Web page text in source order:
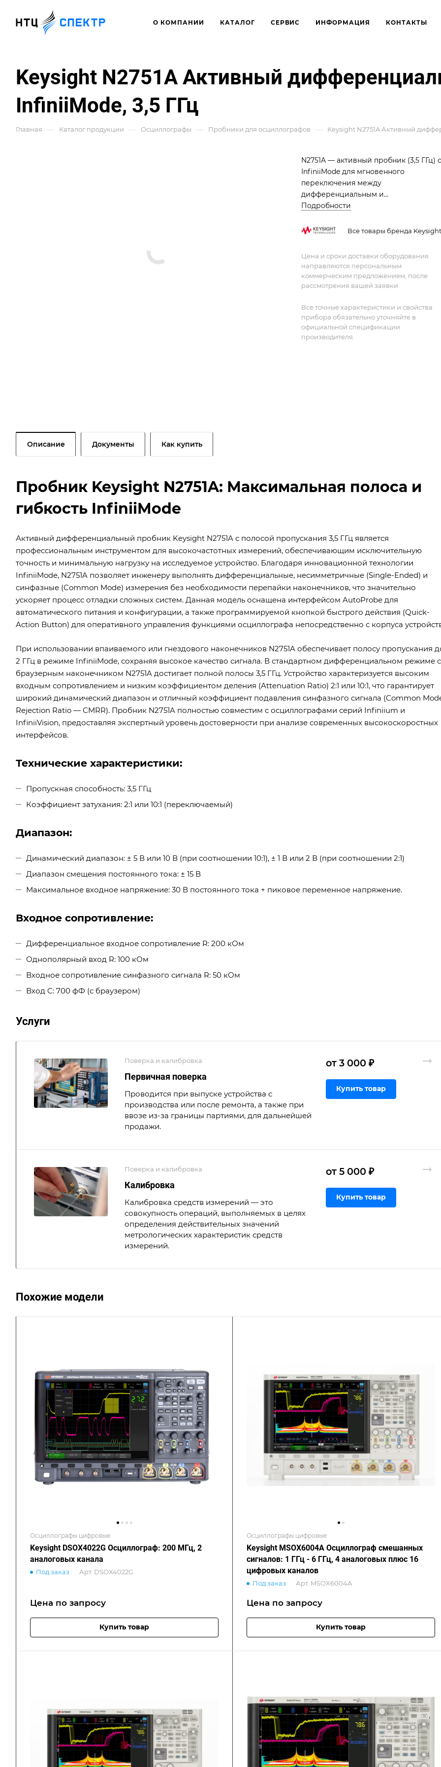
О КОМПАНИИ КАТАЛОГ СЕРВИС ИНФОРМАЦИЯ КОНТАКТЫ
Keysight N2751A Активный
InfiniiMode, 3,5 ГГц
Главная — Каталог продукции — Осциллографы — Пробники для осциллографов — Keysight N2751A Активный
N2751A — активный пробник (3,5 ГГц) с
InfiniiMode для мгновенного
переключения между
дифференциальным и
несимметричным режимами. Вход:
Action и подсветкой. Идеален для
Подробности
Все товары бренда Keysight
Цена и сроки доставки оборудования
направляются персональным
коммерческим предложением, после
рассмотрения вашей заявки.
Все точные характеристики и свойства
прибора обязательно уточняйте в
официальной спецификации
производителя.
Описание Документы Как купить
Пробник Keysight N2751A: Максимальная полоса и
гибкость InfiniiMode
Активный дифференциальный пробник Keysight N2751A с полосой пропускания 3,5 ГГц является
профессиональным инструментом для высокочастотных измерений, обеспечивающим исключительную
точность и минимальную нагрузку на исследуемое устройство. Благодаря инновационной технологии
InfiniiMode, N2751A позволяет инженеру выполнять дифференциальные, несимметричные (Single-Ended) и
синфазные (Common Mode) измерения без необходимости перепайки наконечников, что значительно
ускоряет процесс отладки сложных систем. Данная модель оснащена интерфейсом AutoProbe для
автоматического питания и конфигурации, а также программируемой кнопкой быстрого действия (Quick-
Action Button) для оперативного управления функциями осциллографа непосредственно с корпуса
При использовании впаиваемого или гнездового наконечников N2751A обеспечивает полосу пропускания
2 ГГц в режиме InfiniiMode, сохраняя высокое качество сигнала. В стандартном дифференциальном режиме с
браузерным наконечником N2751A достигает полной полосы 3,5 ГГц. Устройство характеризуется высоким
входным сопротивлением и низким коэффициентом деления (Attenuation Ratio) 2:1 или 10:1, что гарантирует
широкий динамический диапазон и отличный коэффициент подавления синфазного сигнала (Common
Rejection Ratio — CMRR). Пробник N2751A полностью совместим с осциллографами серий Infiniium и
InfiniiVision, предоставляя экспертный уровень достоверности при анализе современных высокоскоростных
интерфейсов.
Технические характеристики:
Пропускная способность: 3,5 ГГц
Коэффициент затухания: 2:1 или 10:1 (переключаемый)
Диапазон:
Динамический диапазон: ± 5 В или 10 В (при соотношении 10:1), ± 1 В или 2 В (при соотношении 2:1)
Диапазон смещения постоянного тока: ± 15 В
Максимальное входное напряжение: 30 В постоянного тока + пиковое переменное напряжение.
Входное сопротивление:
Дифференциальное входное сопротивление R: 200 кОм
Однополярный вход R: 100 кОм
Входное сопротивление синфазного сигнала R: 50 кОм
Вход C: 700 фФ (с браузером)
Услуги
Поверка и калибровка
Первичная поверка
Проводится при выпуске устройства с
производства или после ремонта, а также при
ввозе из-за границы партиями, для дальнейшей
продажи.
от 3 000 ₽
Купить товар
Поверка и калибровка
Калибровка
Калибровка средств измерений — это
совокупность операций, выполняемых в целях
определения действительных значений
метрологических характеристик средств
измерений.
от 5 000 ₽
Купить товар
Похожие модели
Осциллографы цифровые
Keysight DSOX4022G Осциллограф: 200 МГц, 2
аналоговых канала
Под заказ Арт. DSOX4022G
Цена по запросу
Купить товар
Осциллографы цифровые
Keysight MSOX6004A Осциллограф смешанных
сигналов: 1 ГГц - 6 ГГц, 4 аналоговых плюс 16
цифровых каналов
Под заказ Арт. MSOX6004A
Цена по запросу
Купить товар